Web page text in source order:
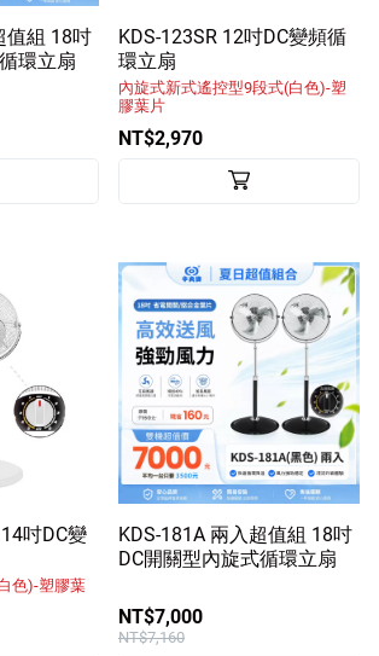
值組 18吋
環立扇
KDS-123SR 12吋DC變頻循
環立扇
內旋式新式遙控型9段式(白色)-塑
膠葉片
NT$2,970
吋DC變
色)-塑膠葉
KDS-181A 兩入超值組 18吋
DC開關型內旋式循環立扇
NT$7,000
NT$7,160